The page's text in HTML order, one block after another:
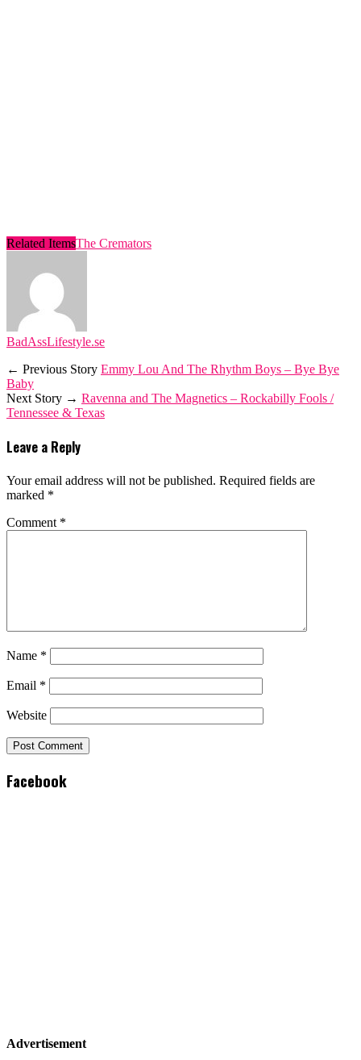
Related ItemsThe Cremators
BadAssLifestyle.se
← Previous Story Emmy Lou And The Rhythm Boys – Bye Bye
Baby
Next Story → Ravenna and The Magnetics – Rockabilly Fools /
Tennessee & Texas
Leave a Reply
Your email address will not be published. Required fields are
marked *
Comment *
Name *
Email *
Website
Facebook
Advertisement